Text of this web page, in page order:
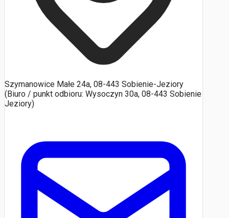
Szymanowice Małe 24a, 08-443 Sobienie-Jeziory
(Biuro / punkt odbioru: Wysoczyn 30a, 08-443 Sobienie
Jeziory)